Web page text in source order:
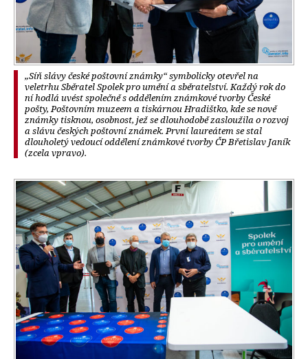
„Síň slávy české poštovní známky“ symbolicky otevřel na
veletrhu Sběratel Spolek pro umění a sběratelství. Každý rok do
ní hodlá uvést společně s oddělením známkové tvorby České
pošty, Poštovním muzeem a tiskárnou Hradištko, kde se nově
známky tisknou, osobnost, jež se dlouhodobě zasloužila o rozvoj
a slávu českých poštovní známek. První laureátem se stal
dlouholetý vedoucí oddělení známkové tvorby ČP Břetislav Janík
(zcela vpravo).